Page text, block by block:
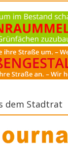
dem Stadtrat